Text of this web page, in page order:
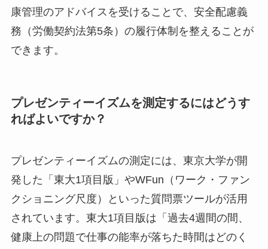
康管理のアドバイスを受けることで、安全配慮義
務（労働契約法第5条）の履行体制を整えることが
できます。
プレゼンティーイズムを測定するにはどうす
ればよいですか？
プレゼンティーイズムの測定には、東京大学が開
発した「東大1項目版」やWFun（ワーク・ファン
クショニング尺度）といった質問票ツールが活用
されています。東大1項目版は「過去4週間の間、
健康上の問題で仕事の能率が落ちた時間はどのく